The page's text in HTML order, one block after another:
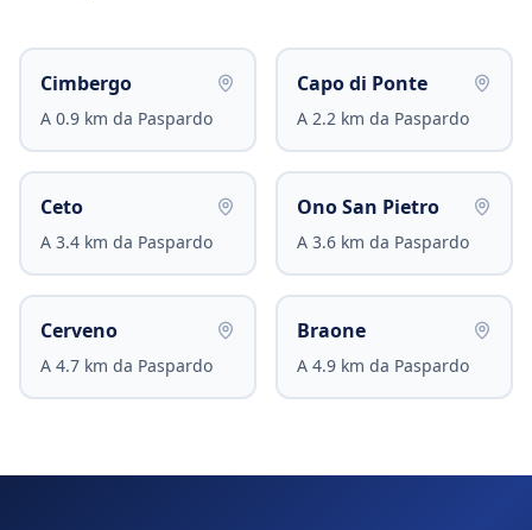
Cimbergo
A 0.9 km da Paspardo
Capo di Ponte
A 2.2 km da Paspardo
Ceto
A 3.4 km da Paspardo
Ono San Pietro
A 3.6 km da Paspardo
Cerveno
A 4.7 km da Paspardo
Braone
A 4.9 km da Paspardo